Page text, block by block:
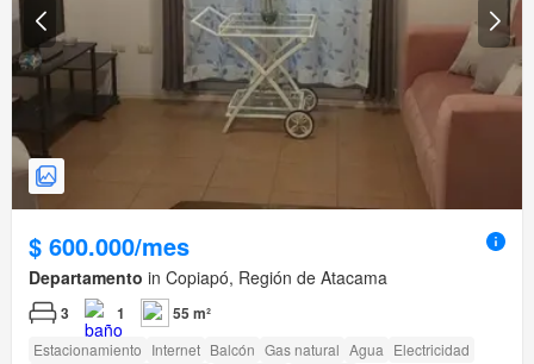
$ 600.000/mes
Departamento in Copiapó, Región de Atacama
3 1 55 m²
Estacionamiento Internet Balcón Gas natural Agua Electricidad